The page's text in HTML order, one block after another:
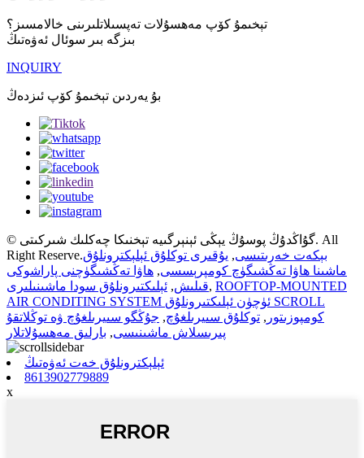
تېخىمۇ كۆپ مەھسۇلات تەپسىلاتلىرىنى خالامسىز؟
بىزگە بىر سوئال ئەۋەتىڭ
INQUIRY
بۇ يەردىن تېخىمۇ كۆپ ئىزدەڭ
© گۇاڭدۇڭ پوسۇڭ يېڭى ئېنېرگىيە تېخنىكا چەكلىك شىركىتى. All
Right Reserve.
بېكەت خەرىتىسى, يۇقىرى توكلۇق ئېلېكترونلۇق
ماشىنا ھاۋا تەڭشىگۈچ كومپرېسسى, ھاۋا تەڭشىگۈچنى پاراشوكى
قىلىش, ئېلىكتىرونلۇق سودا ماشىنىلىرى , ROOFTOP-MOUNTED
AIR CONDITING SYSTEM ئۈچۈن ئېلىكتىرونلۇق SCROLL
كومپوزىتور , توكلۇق سىيرىلغۇچ, جۇڭگو سىيرىلغۇچ ۋە توڭلاتقۇ
پىرىسلاش ماشىنىسى, بارلىق مەھسۇلاتلار
ئېلېكترونلۇق خەت ئەۋەتىڭ
8613902779889
x